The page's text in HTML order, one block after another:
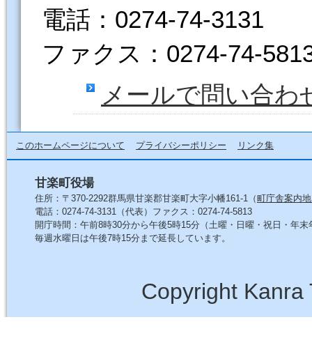
電話：0274-74-3131
ファクス：0274-74-
メールで問い合わ
このホームページについて プライバシーポリシー リンク集
甘楽町役場
住所：〒370-2292群馬県甘楽郡甘楽町大字小幡161-1（町庁舎案内
電話：0274-74-3131（代表）ファクス：0274-74-5813
開庁時間：午前8時30分から午後5時15分（土曜・日曜・祝日・年末
毎週水曜日は午後7時15分まで延長しています。
Copyright Kanra